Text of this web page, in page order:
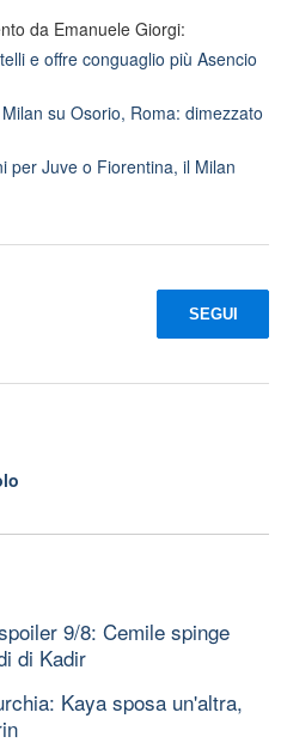
da Emanuele Giorgi:
e offre conguaglio più Asencio
su Osorio, Roma: dimezzato
per Juve o Fiorentina, il Milan
SEGUI
9/8: Cemile spinge
di Kadir
Kaya sposa un'altra,